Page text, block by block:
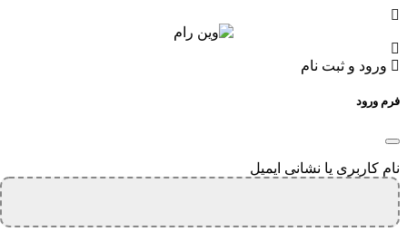
ورود و ثبت نام
فرم ورود
نام کاربری یا نشانی ایمیل